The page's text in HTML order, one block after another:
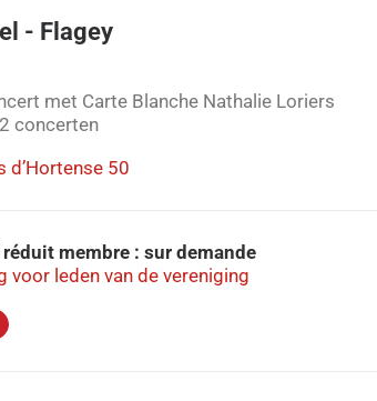
- Flagey
met Carte Blanche Nathalie Loriers
concerten
d’Hortense 50
membre : sur demande
voor leden van de vereniging